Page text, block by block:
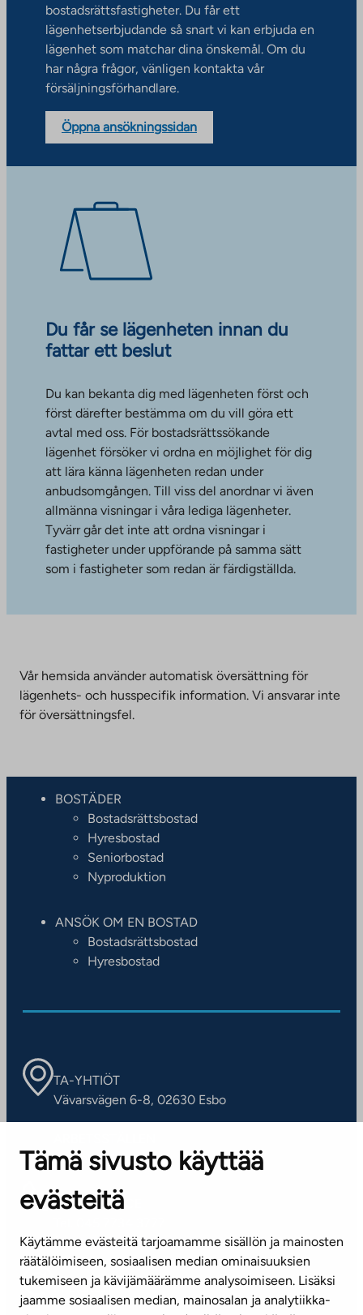
Tämä sivusto käyttää
evästeitä
Käytämme evästeitä tarjoamamme sisällön ja mainosten
räätälöimiseen, sosiaalisen median ominaisuuksien
tukemiseen ja kävijämäärämme analysoimiseen. Lisäksi
jaamme sosiaalisen median, mainosalan ja analytiikka-
bostadsrättsfastigheter. Du får ett
lägenhetserbjudande så snart vi kan erbjuda en
lägenhet som matchar dina önskemål. Om du
har några frågor, vänligen kontakta vår
försäljningsförhandlare.
Öppna ansökningssidan
Du får se lägenheten innan du
fattar ett beslut
Du kan bekanta dig med lägenheten först och
först därefter bestämma om du vill göra ett
avtal med oss. För bostadsrättssökande
lägenhet försöker vi ordna en möjlighet för dig
att lära känna lägenheten redan under
anbudsomgången. Till viss del anordnar vi även
allmänna visningar i våra lediga lägenheter.
Tyvärr går det inte att ordna visningar i
fastigheter under uppförande på samma sätt
som i fastigheter som redan är färdigställda.
Vår hemsida använder automatisk översättning för
lägenhets- och husspecifik information. Vi ansvarar inte
för översättningsfel.
BOSTÄDER
Bostadsrättsbostad
Hyresbostad
Seniorbostad
Nyproduktion
ANSÖK OM EN BOSTAD
Bostadsrättsbostad
Hyresbostad
TA-YHTIÖT
Vävarsvägen 6-8, 02630 Esbo
Kontaktinformation
KUNDSERVICE
(vardagar kl. 8–16)
info@ta.fi